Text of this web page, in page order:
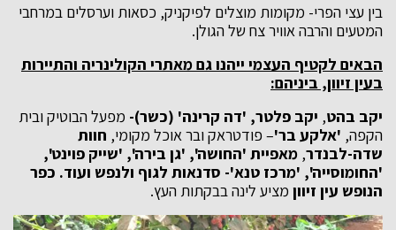
בין עצי הפרי- מקומות מוצלים לפיקניק, כסאות וערסלים במרחבי
המטעים והרבה אוויר צח של הגולן.
הבאים לקטיף העצמי ייהנו גם מאתרי הקולינריה והתיירות
בעין זיוון, ביניהם:
יקב בהט, יקב פלטר, 'דה קרינה' (כשר)- מפעל הבוטיק ובית
הקפה, 'אלקע בר'– פודטראק ובר אוכל מקומי, חוות
שדה-לבנדר, מאפיית 'החושה', 'גן בירה', 'שייק פוינט',
'החומוסייה', 'מרכז טנא'- סדנאות לגוף ולנפש ועוד. כפר
הנופש עין זיוון מציע לינה בבקתות העץ.